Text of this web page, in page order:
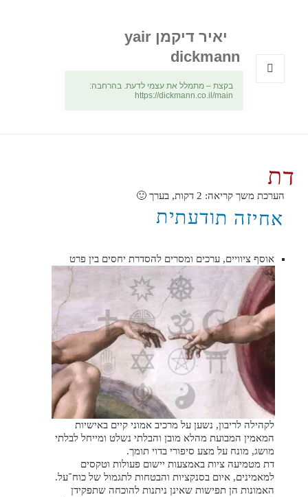
יאיר דיקמן yair
dickmann
בקצת – מתמלל את עצמי לדעת. בהרחבה:
https://dickmann.co.il/main
דת
הערכת משך קריאה: 2 דקות, בערך 🙂
אחיזה תודעתית
אוסף ציוויים, ערכים ומסרים להסדרת יחסים בין פרט
לקהילה לריבון, נשען על מרכיב אמוני קיים באישיות
המאמין המבועת מהלא מובן והבלתי נשלט ומייחל לבלתי
מושג, מונח על מצע סיפורי בדוי תומך.
דת מטמיעה ציות באמצעות יישום פעולות וטקסים
למאמינים, איום בסנקציות והבטחות לתגמול של כוח־על.
האמונות הן תפישות שאינן ניתנות להוכחה שתפקידן